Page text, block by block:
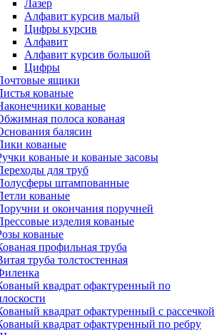
Лазер
Алфавит курсив малый
Цифры курсив
Алфавит
Алфавит курсив большой
Цифры
ящики
кованые
кованые
полоса кованая
балясин
кованые
кованые и кованые засовы
для труб
штампованные
кованые
и окончания поручней
изделия кованые
кованые
профильная труба
труба толстостенная
квадрат офактуренный по
квадрат офактуренный с рассечкой
квадрат офактуренный по ребру